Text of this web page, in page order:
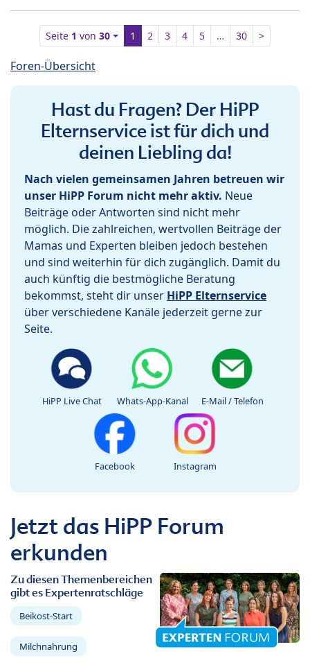
Seite 1 von30 1 2 3 4 5 … 30 >
Foren-Übersicht
Hast du Fragen? Der HiPP
Elternservice ist für dich und
deinen Liebling da!
Nach vielen gemeinsamen Jahren betreuen wir
unser HiPP Forum nicht mehr aktiv. Neue
Beiträge oder Antworten sind nicht mehr
möglich. Die zahlreichen, wertvollen Beiträge der
Mamas und Experten bleiben jedoch bestehen
und sind weiterhin für dich zugänglich. Damit du
auch künftig die bestmögliche Beratung
bekommst, steht dir unser HiPP Elternservice
über verschiedene Kanäle jederzeit gerne zur
Seite.
HiPP Live Chat Whats-App-Kanal E-Mail / Telefon
Facebook Instagram
Jetzt das HiPP Forum
erkunden
Zu diesen Themenbereichen
gibt es Expertenratschläge
Beikost-Start
Milchnahrung